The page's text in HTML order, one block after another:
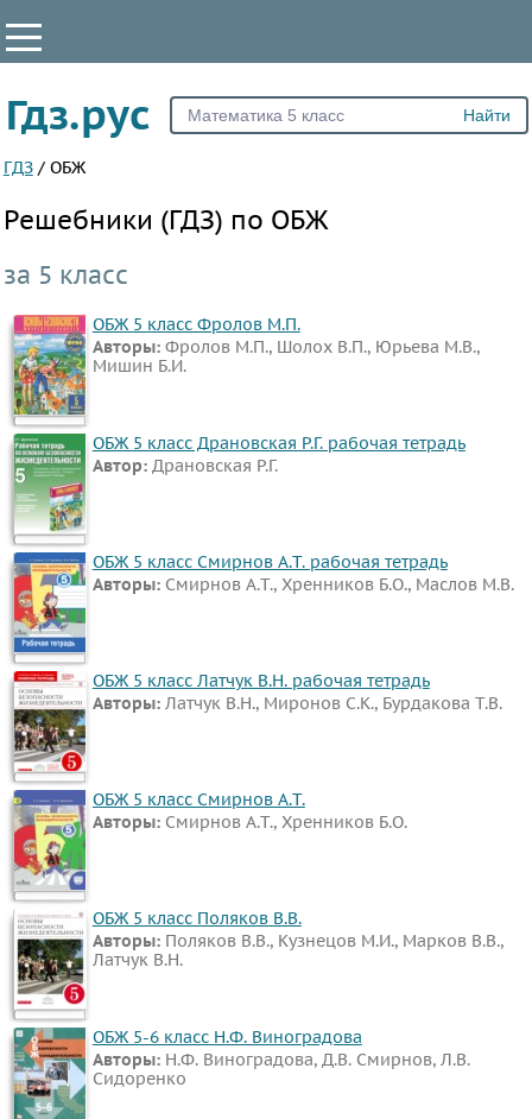
Все
5
7
8
10
11
ПРЕДМЕТЫ
Все
предметы
Математика
Английский
язык
Русский
язык
Алгебра
Геометрия
Физика
Химия
Немецкий
язык
Белорусский
язык
Украинский
язык
Французский
язык
Биология
Гдз.рус
ГДЗ / ОБЖ
Решебники (ГДЗ) по ОБЖ
за 5 класс
ОБЖ 5 класс Фролов М.П.
Авторы: Фролов М.П., Шолох В.П., Юрьева М.В.,
Мишин Б.И.
ОБЖ 5 класс Драновская Р.Г. рабочая тетрадь
Автор: Драновская Р.Г.
ОБЖ 5 класс Смирнов А.Т. рабочая тетрадь
Авторы: Смирнов А.Т., Хренников Б.О., Маслов М.В.
ОБЖ 5 класс Латчук В.Н. рабочая тетрадь
Авторы: Латчук В.Н., Миронов С.К., Бурдакова Т.В.
ОБЖ 5 класс Смирнов А.Т.
Авторы: Смирнов А.Т., Хренников Б.О.
ОБЖ 5 класс Поляков В.В.
Авторы: Поляков В.В., Кузнецов М.И., Марков В.В.,
Латчук В.Н.
ОБЖ 5-6 класс Н.Ф. Виноградова
Авторы: Н.Ф. Виноградова, Д.В. Смирнов, Л.В.
Сидоренко